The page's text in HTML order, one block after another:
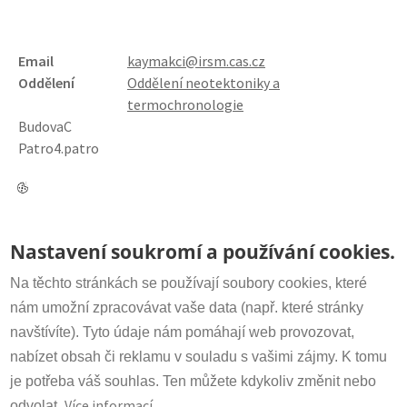
Email
kaymakci@irsm.cas.cz
Oddělení
Oddělení neotektoniky a
termochronologie
BudovaC
Patro4.patro
Sekretariát:+420 266 009 318
irsm@irsm.cas.cz
Důležité odkazy
www.avcr.cz
Nastavení soukromí a používání cookies.
Na těchto stránkách se používají soubory cookies, které
nám umožní zpracovávat vaše data (např. které stránky
navštívíte). Tyto údaje nám pomáhají web provozovat,
nabízet obsah či reklamu v souladu s vašimi zájmy. K tomu
je potřeba váš souhlas. Ten můžete kdykoliv změnit nebo